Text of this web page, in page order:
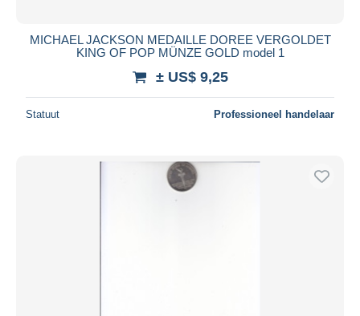
MICHAEL JACKSON MEDAILLE DOREE VERGOLDET
KING OF POP MÜNZE GOLD model 1
± US$ 9,25
Statuut Professioneel handelaar